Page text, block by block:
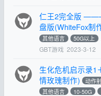
仁王2完全版
盘版(WhiteFox制
其他语言
50G以上
GBT游戏 2023-3-12
生化危机启示录
情玫瑰制作)
动作
其他语言
10-50G